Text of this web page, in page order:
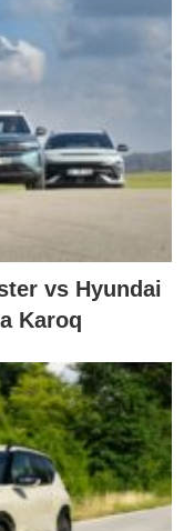
vs Hyundai
Karoq